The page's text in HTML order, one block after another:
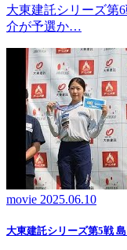
大東建託シリーズ第
介が予選か…
movie 2025.06.10
大東建託シリーズ第5戦